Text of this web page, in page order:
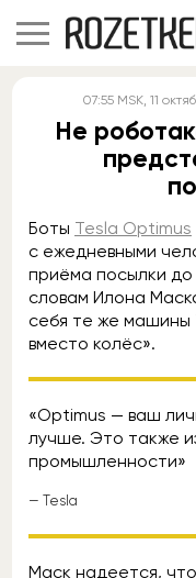
07:55 MSK, 11
Не
Боты Tesla Optimus
с ежедневными
приёма посылки
словам Илона
себя те же машины
вместо колёс».
«Optimus — ваш
лучше. Это также
промышленности»
— Tesla
Маск надеется,